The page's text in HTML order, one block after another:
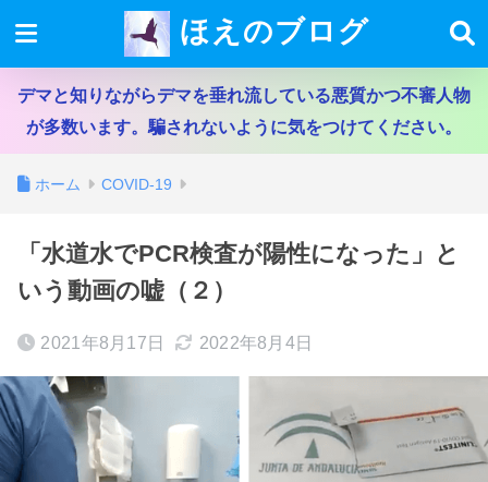
ほえのブログ
デマと知りながらデマを垂れ流している悪質かつ不審人物
が多数います。騙されないように気をつけてください。
ホーム COVID-19
「水道水でPCR検査が陽性になった」と
いう動画の嘘（２）
2021年8月17日 2022年8月4日